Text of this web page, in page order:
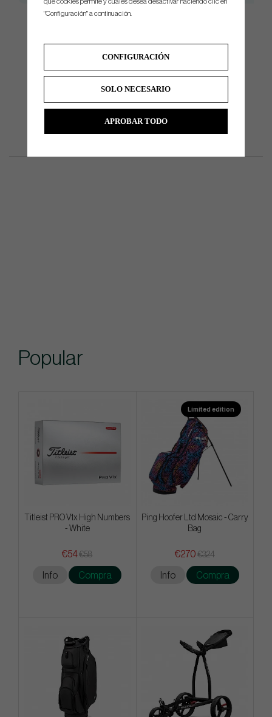
Do you need help with reshafting, we can do it for you. Please dont
hesitate to contact us for price, and more information.
Popular
Titleist PRO V1x High Numbers
- White
€54€58
Info Compra
Limited edition
Ping Hoofer Ltd Mosaic - Carry
Bag
€270 €324
Info Compra
"Configuración" a continuación.
CONFIGURACIÓN
SOLO NECESARIO
APROBAR TODO